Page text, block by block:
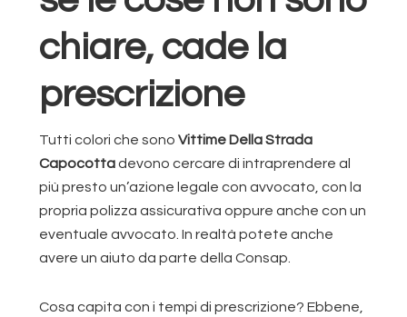
chiare, cade la
prescrizione
Tutti colori che sonoVittime Della Strada
Capocottadevono cercare di intraprendere al
più presto un’azione legale con avvocato, con la
propria polizza assicurativa oppure anche con un
eventuale avvocato. In realtà potete anche
avere un aiuto da parte della Consap.
Cosa capita con i tempi di prescrizione? Ebbene,